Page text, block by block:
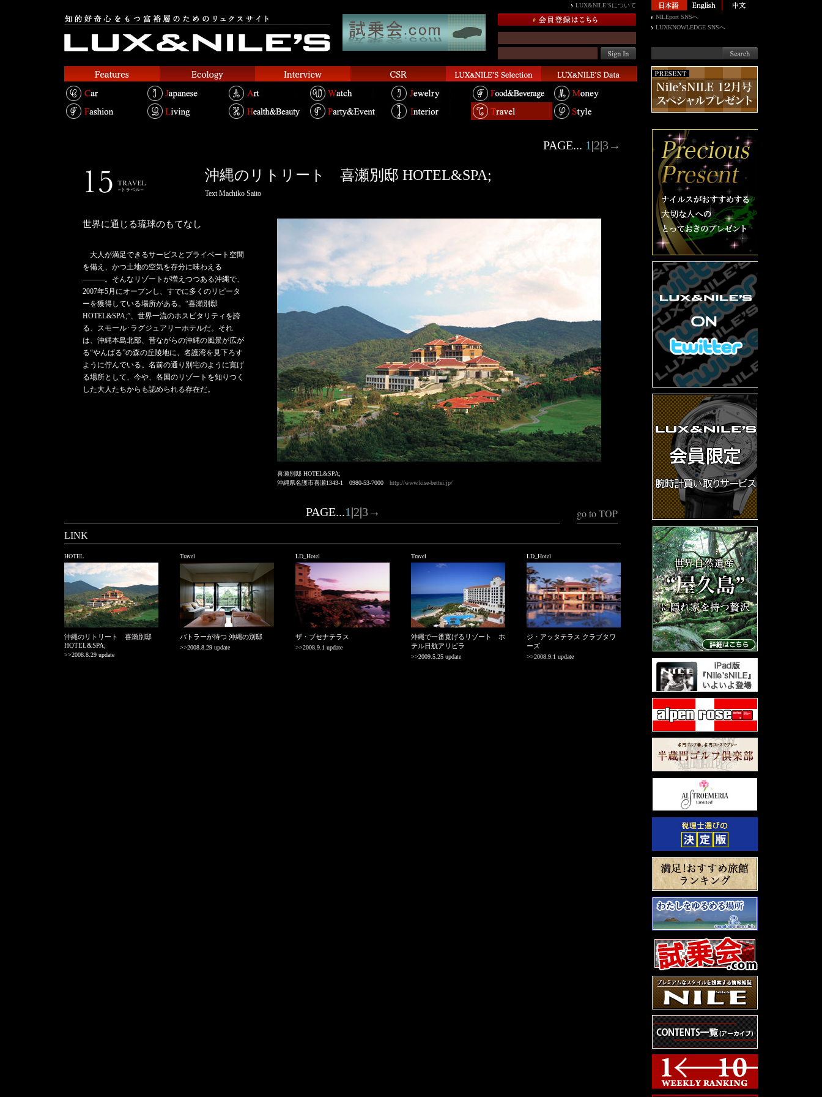
LUX&NILE’Sについて
NILEport SNSへ
LUXKNOWLEDGE SNSへ
PAGE... 1|2|3→
沖縄のリトリート 喜瀬別邸 HOTEL&SPA;
Text Machiko Saito
世界に通じる琉球のもてなし
大人が満足できるサービスとプライベート空間
を備え、かつ土地の空気を存分に味わえる
———。そんなリゾートが増えつつある沖縄で、
2007年5月にオープンし、すでに多くのリピータ
ーを獲得している場所がある。“喜瀬別邸
HOTEL&SPA;”、世界一流のホスピタリティを誇
る、スモール･ラグジュアリーホテルだ。それ
は、沖縄本島北部、昔ながらの沖縄の風景が広が
る“やんばる”の森の丘陵地に、名護湾を見下ろす
ように佇んでいる。名前の通り別宅のように寛げ
る場所として、今や、各国のリゾートを知りつく
した大人たちからも認められる存在だ。
喜瀬別邸 HOTEL&SPA;
沖縄県名護市喜瀬1343-1 0980-53-7000 http://www.kise-bettei.jp/
go to TOP
PAGE...1|2|3→
LINK
HOTEL
沖縄のリトリート 喜瀬別邸
HOTEL&SPA;
>>2008.8.29 update
Travel
バトラーが待つ 沖縄の別邸
>>2008.8.29 update
LD_Hotel
ザ・ブセナテラス
>>2008.9.1 update
Travel
沖縄で一番寛げるリゾート ホ
テル日航アリビラ
>>2009.5.25 update
LD_Hotel
ジ・アッタテラス クラブタワ
ーズ
>>2008.9.1 update